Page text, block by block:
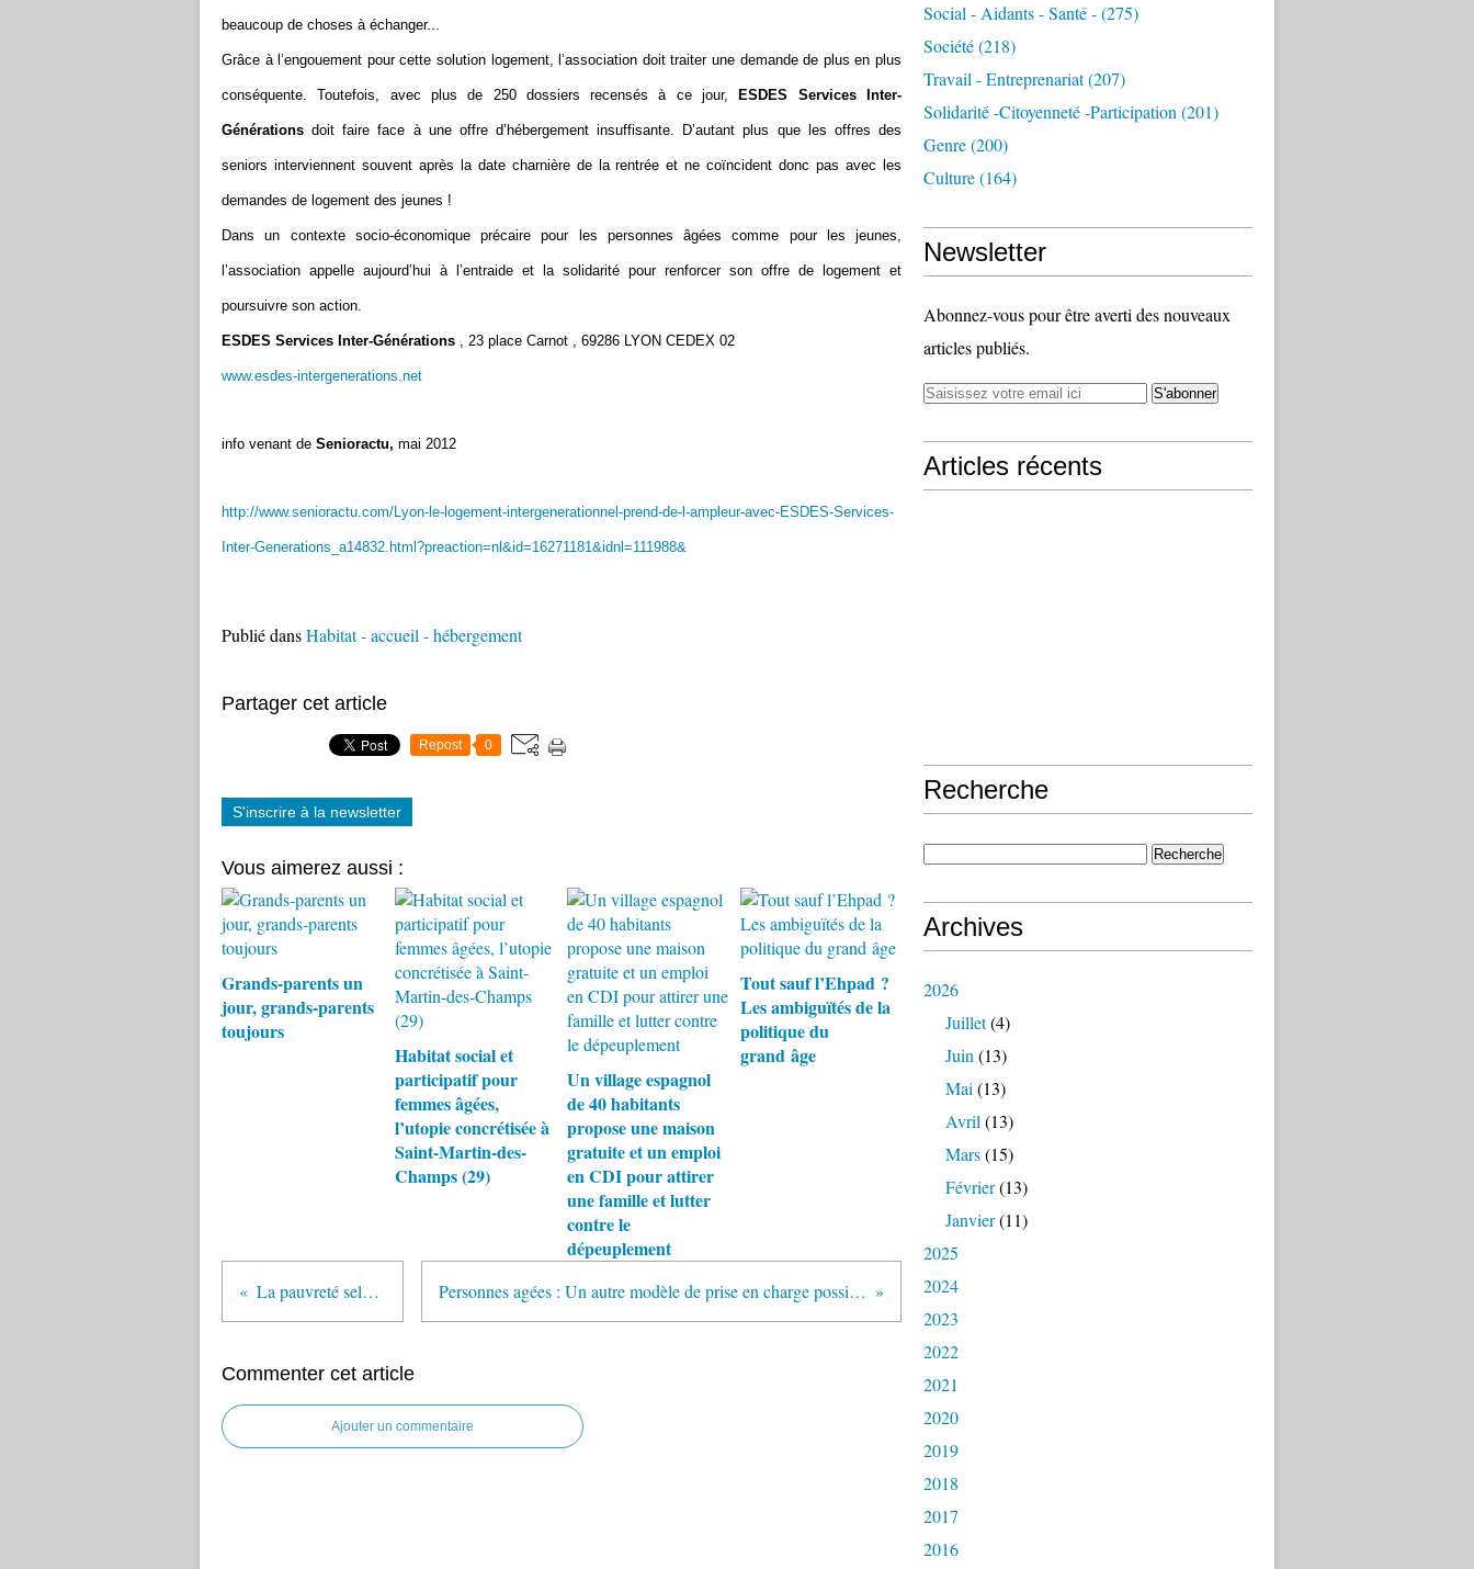
beaucoup de choses à échanger...
Grâce à l’engouement pour cette solution logement, l’association doit traiter une demande de plus en plus
conséquente. Toutefois, avec plus de 250 dossiers recensés à ce jour, ESDES Services Inter-
Générations doit faire face à une offre d’hébergement insuffisante. D’autant plus que les offres des
seniors interviennent souvent après la date charnière de la rentrée et ne coïncident donc pas avec les
demandes de logement des jeunes !
Dans un contexte socio-économique précaire pour les personnes âgées comme pour les jeunes,
l’association appelle aujourd’hui à l’entraide et la solidarité pour renforcer son offre de logement et
poursuivre son action.
ESDES Services Inter-Générations , 23 place Carnot , 69286 LYON CEDEX 02
www.esdes-intergenerations.net
info venant de Senioractu, mai 2012
http://www.senioractu.com/Lyon-le-logement-intergenerationnel-prend-de-l-ampleur-avec-ESDES-Services-
Inter-Generations_a14832.html?preaction=nl&id=16271181&idnl=111988&
Publié dansHabitat - accueil - hébergement
Partager cet article
Repost 0
S'inscrire à la newsletter
Vous aimerez aussi :
Grands-parents un
jour, grands-parents
toujours
Habitat social et
participatif pour
femmes âgées,
l’utopie concrétisée à
Saint-Martin-des-
Champs (29)
Un village espagnol
de 40 habitants
propose une maison
gratuite et un emploi
en CDI pour attirer
une famille et lutter
contre le
dépeuplement
Tout sauf l’Ehpad ?
Les ambiguïtés de la
politique du
grand âge
La pauvreté selon l’âge Personnes agées : Un autre modèle de prise en charge possible à court terme
Commenter cet article
Ajouter un commentaire
Social - Aidants - Santé -(275)
Société(218)
Travail - Entreprenariat(207)
Solidarité -citoyenneté -participation (201)
Genre(200)
Culture(164)
Newsletter
Abonnez-vous pour être averti des nouveaux
articles publiés.
Articles récents
Recherche
Archives
2026
Juillet(4)
Juin (13)
Mai (13)
Avril (13)
Mars(15)
Février(13)
Janvier(11)
2025
2024
2023
2022
2021
2020
2019
2018
2017
2016